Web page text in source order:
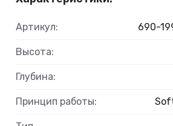
Артикул: 690-
Высота:
Глубина:
Принцип работы: